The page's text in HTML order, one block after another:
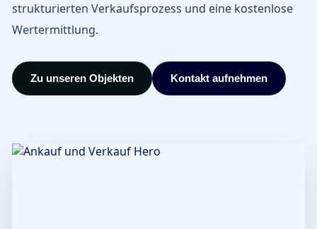
strukturierten Verkaufsprozess und eine kostenlose
Wertermittlung.
Zu unseren Objekten Kontakt aufnehmen